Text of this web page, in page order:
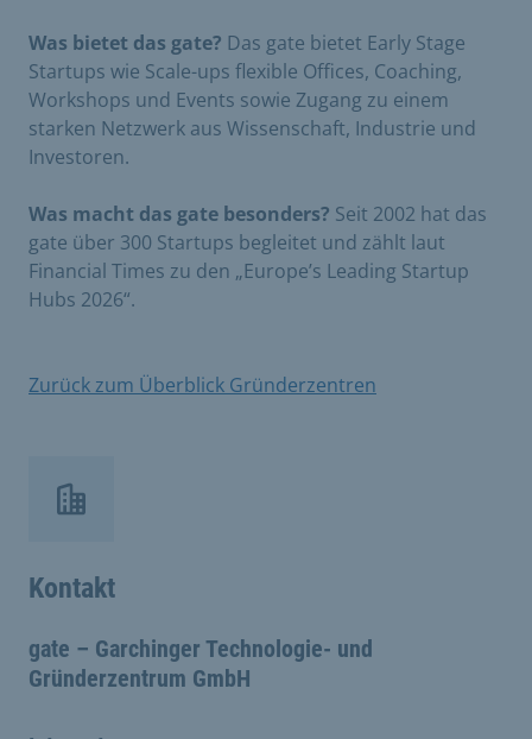
Was bietet das gate? Das gate bietet Early Stage
Startups wie Scale-ups flexible Offices, Coaching,
Workshops und Events sowie Zugang zu einem
starken Netzwerk aus Wissenschaft, Industrie und
Investoren.
Was macht das gate besonders? Seit 2002 hat das
gate über 300 Startups begleitet und zählt laut
Financial Times zu den „Europe’s Leading Startup
Hubs 2026“.
​Zurück zum Überblick Gründerzentren
Kontakt
gate – Garchinger Technologie- und
Gründerzentrum GmbH